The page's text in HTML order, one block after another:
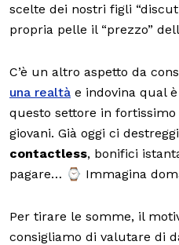
scelte dei nostri figli
propria pelle il “prezzo”
C’è un altro aspetto da
una realtà e indovina qual
questo settore in
giovani. Già oggi ci
contactless, bonifici
pagare… ⌚ Immagina
Per tirare le somme, il
consigliamo di valutare di